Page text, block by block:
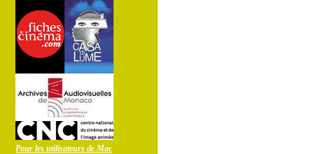
Pour les utilisateurs de Mac